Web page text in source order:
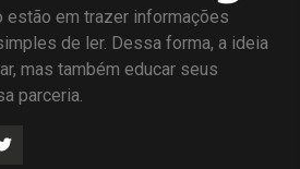
em trazer informações
de ler. Dessa forma, a ideia
mas também educar seus
parceria.